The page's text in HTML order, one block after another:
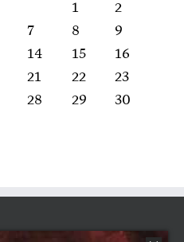
1
2
7 8
9
14 15
16
21 22
23
28 29
30